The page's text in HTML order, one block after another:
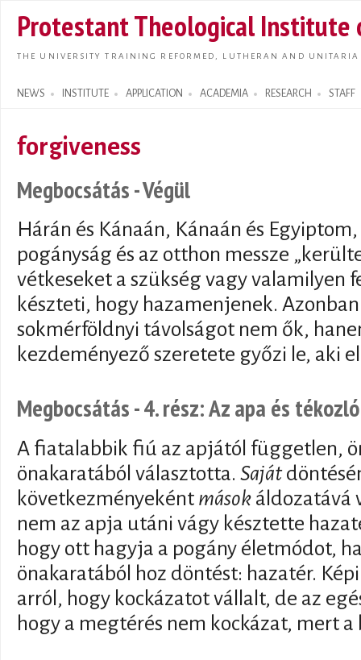
main
Protestant Theological Institute
THE UNIVERSITY TRAINING REFORMED, LUTHERAN AND
NEWS INSTITUTE APPLICATION ACADEMIA RESEARCH STAFF
Search form
forgiveness
Megbocsátás - Végül
Hárán és Kánaán, Kánaán és
pogányság és az otthon messze
vétkeseket a szükség vagy valamilyen
készteti, hogy hazamenjenek.
sokmérföldnyi távolságot nem ők,
kezdeményező szeretete győzi le, aki
Megbocsátás - 4. rész: Az apa és
A fiatalabbik fiú az apjától független,
önakaratából választotta. Saját
következményeként mások áldozatává
nem az apja utáni vágy késztette
hogy ott hagyja a pogány életmódot,
önakaratából hoz döntést: hazatér.
arról, hogy kockázatot vállalt, de az
hogy a megtérés nem kockázat, mert a